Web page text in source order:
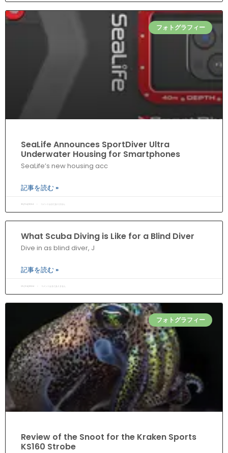
フォトグラフィー
SeaLife Announces SportDiver Ultra
Underwater Housing for Smartphones
SeaLife’s new housing acc
記事を読む »
30/04/2024 コメントはまだありません
What Scuba Diving is Like for a Blind Diver
Dive in as blind diver, J
記事を読む »
29/04/2024 コメントはまだありません
フォトグラフィー
Review of the Snoot for the Kraken Sports
KS160 Strobe